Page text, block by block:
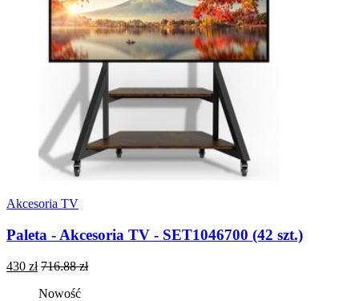
Akcesoria TV
Paleta - Akcesoria TV - SET1046700 (42 szt.)
430 zł 716.88 zł
Nowość